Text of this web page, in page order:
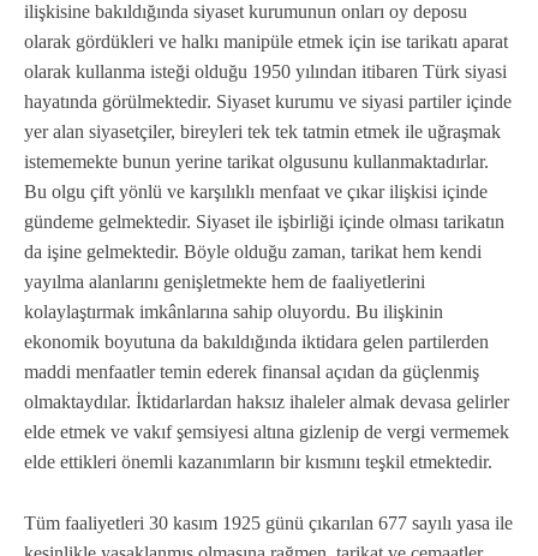
ilişkisine bakıldığında siyaset kurumunun onları oy deposu
olarak gördükleri ve halkı manipüle etmek için ise tarikatı aparat
olarak kullanma isteği olduğu 1950 yılından itibaren Türk siyasi
hayatında görülmektedir. Siyaset kurumu ve siyasi partiler içinde
yer alan siyasetçiler, bireyleri tek tek tatmin etmek ile uğraşmak
istememekte bunun yerine tarikat olgusunu kullanmaktadırlar.
Bu olgu çift yönlü ve karşılıklı menfaat ve çıkar ilişkisi içinde
gündeme gelmektedir. Siyaset ile işbirliği içinde olması tarikatın
da işine gelmektedir. Böyle olduğu zaman, tarikat hem kendi
yayılma alanlarını genişletmekte hem de faaliyetlerini
kolaylaştırmak imkânlarına sahip oluyordu. Bu ilişkinin
ekonomik boyutuna da bakıldığında iktidara gelen partilerden
maddi menfaatler temin ederek finansal açıdan da güçlenmiş
olmaktaydılar. İktidarlardan haksız ihaleler almak devasa gelirler
elde etmek ve vakıf şemsiyesi altına gizlenip de vergi vermemek
elde ettikleri önemli kazanımların bir kısmını teşkil etmektedir.
Tüm faaliyetleri 30 kasım 1925 günü çıkarılan 677 sayılı yasa ile